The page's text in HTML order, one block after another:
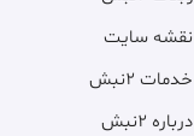
نقشه سایت
خدمات ۲نبش
درباره ۲نبش